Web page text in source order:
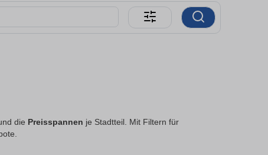
die Preisspannen je Stadtteil. Mit Filtern für